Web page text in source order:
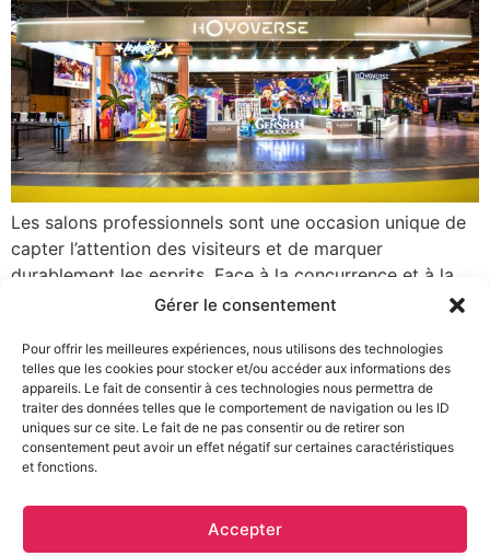
Gérer le consentement
Pour offrir les meilleures expériences, nous utilisons des technologies
telles que les cookies pour stocker et/ou accéder aux informations des
appareils. Le fait de consentir à ces technologies nous permettra de
traiter des données telles que le comportement de navigation ou les ID
uniques sur ce site. Le fait de ne pas consentir ou de retirer son
consentement peut avoir un effet négatif sur certaines caractéristiques
et fonctions.
Accepter
Les salons professionnels sont une occasion unique de
capter l’attention des visiteurs et de marquer
durablement les esprits. Face à la concurrence et à la
multiplication des stands, les entreprises redoublent de
qui engagent et surprennent. Mais qu’est-ce qui rend
une immersion efficace, et comment l’intégrer à son
stand […]